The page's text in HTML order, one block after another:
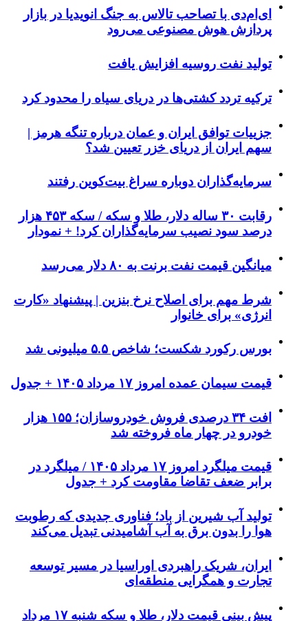
ای‌ام‌دی با تصاحب تالاس به جنگ انویدیا در بازار
پردازش هوش مصنوعی می‌رود
تولید نفت روسیه افزایش یافت
ترکیه تردد کشتی‌ها در دریای سیاه را محدود کرد
جزییات توافق ایران و عمان درباره تنگه هرمز |
سهم ایران از دریای خزر تعیین شد؟
سرمایه‌گذاران دوباره سراغ بیت‌کوین رفتند
رقابت ۳۰ ساله دلار، طلا و سکه / سکه ۴۵۳ هزار
درصد سود نصیب سرمایه‌گذاران کرد! + نمودار
میانگین قیمت نفت برنت به ۸۰ دلار می‌رسد
شرط مهم برای اصلاح نرخ بنزین | پیشنهاد «کارت
انرژی» برای خانوار
بورس رکورد شکست؛ شاخص ۵.۵ میلیونی شد
قیمت سیمان عمده امروز ۱۷ مرداد ۱۴۰۵ + جدول
افت ۳۴ درصدی فروش خودروسازان؛ ۱۵۵ هزار
خودرو در چهار ماه فروخته شد
قیمت میلگرد امروز ۱۷ مرداد ۱۴۰۵ / میلگرد در
برابر ضعف تقاضا مقاومت کرد + جدول
تولید آب شیرین از باد؛ فناوری جدیدی که رطوبت
هوا را بدون برق به آب آشامیدنی تبدیل می‌کند
ایران، شریک راهبردی اوراسیا در مسیر توسعه
تجارت و همگرایی منطقه‌ای
پیش ‌بینی قیمت دلار، طلا و سکه شنبه ۱۷ مرداد